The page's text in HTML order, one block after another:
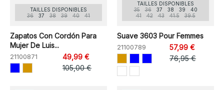
TAILLES DISPONIBLES
36
37 38 39 40 41
Zapatos Con Cordón Para
Mujer De Luis...
21100871
49,99 €
105,00 €
TAILLES DISPONIBLES
35
36 37 38 39
40
41
42 43 41.5 39.5
Suave 3603 Pour Femmes
21100789
57,99 €
76,95 €